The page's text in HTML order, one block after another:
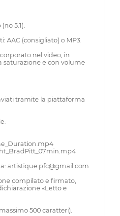
5.1).
AAC (consigliato) o MP3.
nel video, in
saturazione e con volume
tramite la piattaforma
artistique.pfc@gmail.com
compilato e firmato,
«Letto e
500 caratteri).